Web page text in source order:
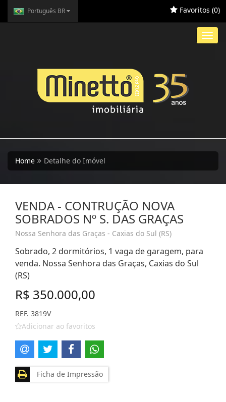
Português BR Favoritos (0)
Home Detalhe do Imóvel
VENDA - CONTRUÇÃO NOVA
SOBRADOS Nº S. DAS GRAÇAS
Nossa Senhora das Graças - Caxias do Sul (RS)
Sobrado, 2 dormitórios, 1 vaga de garagem, para
venda. Nossa Senhora das Graças, Caxias do Sul
(RS)
R$ 350.000,00
REF. 3819V
Adicionar ao favoritos
Ficha de Impressão